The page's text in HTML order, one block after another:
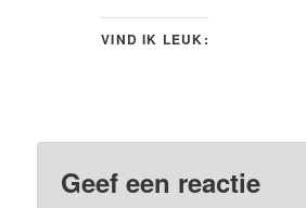
VIND IK LEUK:
Geef een reactie